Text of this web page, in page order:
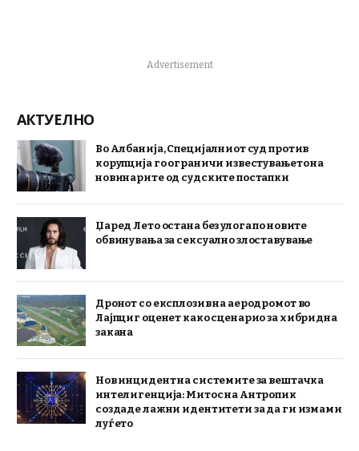
Advertisement
АКТУЕЛНО
Во Албанија, Специјалниот суд против
корупција го ограничи известувањето на
новинарите од судските постапки
Џаред Лето остана без улога по новите
обвинувања за сексуално злоставување
Дронот со експлозив на аеродромот во
Лајпциг оценет како сценарио за хибридна
закана
Нов инцидент на системите за вештачка
интелигенција: Митос на Антропик
создаде лажни идентитети за да ги измами
луѓето